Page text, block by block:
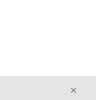
Fechar